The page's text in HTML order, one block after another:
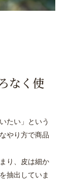
なく使
たい」という
やり方で商品
り、皮は細か
抽出していま